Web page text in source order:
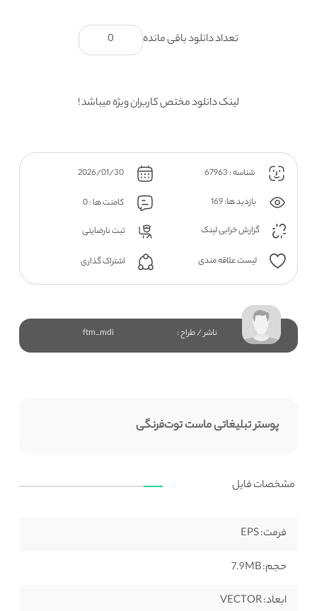
تعداد دانلود باقی مانده 0
لینک دانلود مختص کاربران ویژه میباشد !
شناسه : 67963 2026/01/30
بازدید ها: 169
کامنت ها : 0
گزارش خرابی لینک
ثبت نارضایتی
لیست علاقه مندی اشتراک گذاری
ناشر / طراح : ftm_mdi
پوستر تبلیغاتی ماست توت‌فرنگی
مشخصات فایل
فرمت:
حجم:
ابعاد: